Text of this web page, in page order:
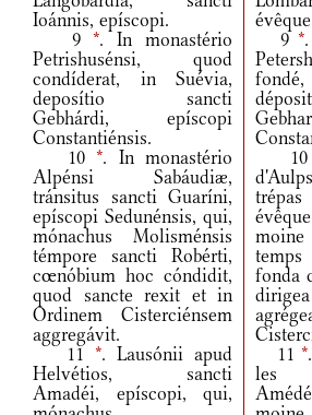
Ioánnis, epíscopi.
9*. In monastério
Petrishusénsi, quod
condíderat, in Suévia,
deposítio sancti
Gebhárdi, epíscopi
Constantiénsis.
9 *
10 *. In monastério
Alpénsi Sabáudiæ,
tránsitus sancti Guaríni,
epíscopi Sedunénsis, qui,
mónachus Molisménsis
témpore sancti Robérti,
cœnóbium hoc cóndidit,
quod sancte rexit et in
Ordinem Cisterciénsem
aggregávit.
10
fonda
11 *. Lausónii apud
Helvétios, sancti
Amadéi, epíscopi, qui,
11*
les